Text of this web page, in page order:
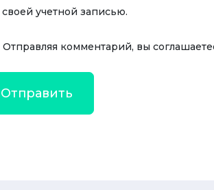
учетной записью.
Отправляя комментарий, вы